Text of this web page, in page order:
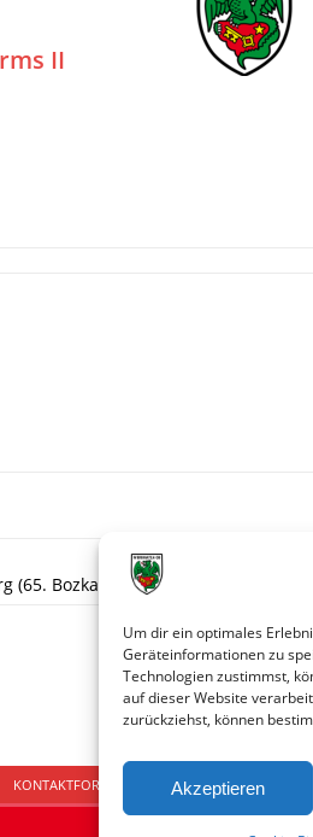
Um dir ein optimales
Geräteinformationen zu
Technologien zustimmst,
auf dieser Website
zurückziehst, können
Akzeptieren
II
(65. Bozkaya), Blüm (65. Atacan) –
KONTAKTFORMULAR